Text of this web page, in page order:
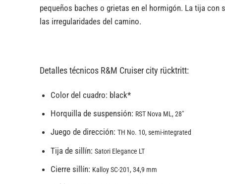
pequeños baches o grietas en el hormigón. La tija
las irregularidades del camino.
Detalles técnicos R&M Cruiser city rücktritt:
Color del cuadro: black*
Horquilla de suspensión: RST Nova ML, 28″
Juego de dirección: TH No. 10, semi-integrated
Tija de sillín: Satori Elegance LT
Cierre sillín: Kalloy SC-201, 34,9 mm